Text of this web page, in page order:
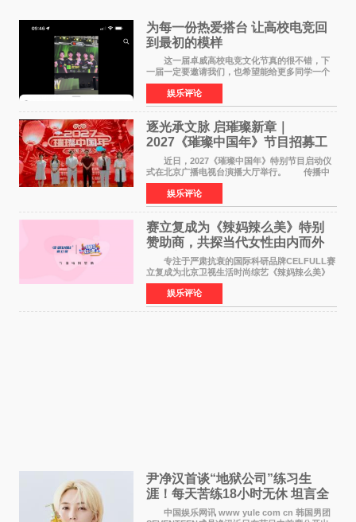
为每一份热爱搭台 让高校电竞回
到最初的模样
这一届卓威高校电竞文化节真的很不错，下
一届一定要邀请我们，也希望能给更多同学一个
来到现场的机会。 2026卓威高校电竞文化节
已经落下帷幕，在活动结束后，仍有不少高校电
竞社负责人和现
娱乐评论
逐光承文脉 启璀璨新章｜
2027《璀璨中国年》节目招募工
作圆满启动
近日，2027《璀璨中国年》特别节目启动仪
式在北京广播电视台演播大厅举行。 传播中
华优秀传统文化，弘扬纯正国风艺术，打造高规
格、高质感、正能量的文艺盛典，是璀璨中国年
矢志不渝的初心
娱乐评论
赛立复成为《辣妈辣么美》特别
赞助商，共探当代女性由内而外
活力美
专注于严肃抗衰的国际科研品牌CELFULL赛
立复成为北京卫视生活时尚综艺《辣妈辣么美》
的特别赞助商,明星辣妈袁咏仪倾情参与，向广大
都市女性传递健康生活新主张，寄语当代女性在
家庭与自我之间
娱乐评论
尹净汉首谈“地狱公司”练习生
涯！每天苦练18小时无休 坦言全
靠成员撑过来
中国娱乐网讯 www yule com cn 韩国男团